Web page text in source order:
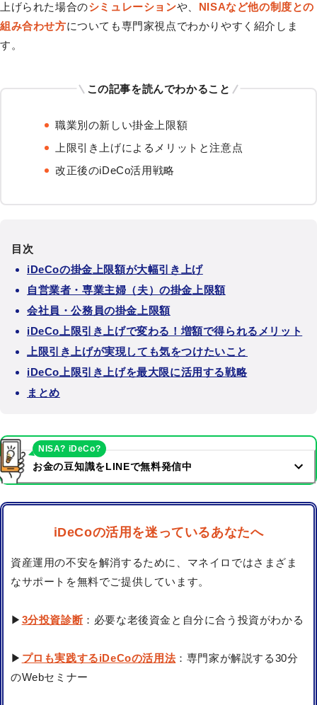
上げられた場合のシミュレーションや、 NISAなど他の制度との
組み合わせ方についても専門家視点でわかりやすく紹介しま
す。
この記事を読んでわかること
職業別の新しい掛金上限額
上限引き上げによるメリットと注意点
改正後のiDeCo活用戦略
目次
iDeCoの掛金上限額が大幅引き上げ
自営業者・専業主婦（夫）の掛金上限額
会社員・公務員の掛金上限額
iDeCo上限引き上げで変わる！増額で得られるメリット
上限引き上げが実現しても気をつけたいこと
iDeCo上限引き上げを最大限に活用する戦略
まとめ
お金の豆知識をLINEで無料発信中
NISA? iDeCo?
iDeCoの活用を迷っているあなたへ
資産運用の不安を解消するために、マネイロではさまざま
なサポートを無料でご提供しています。
▶ 3分投資診断：必要な老後資金と自分に合う投資がわかる
▶ プロも実践するiDeCoの活用法：専門家が解説する30分
のWebセミナー